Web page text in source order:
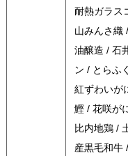
耐熱ガラス
山みんさ織
油醸造 / 石
ン / とらふ
紅ずわいが
鰹 / 花咲が
比内地鶏 /
産黒毛和牛